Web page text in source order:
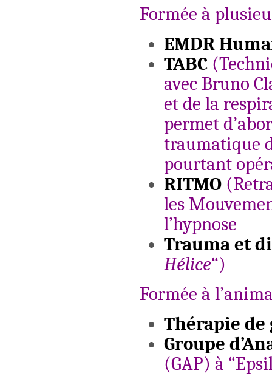
Formée à
EMDR
TABC
avec Bruno
et de la
permet
traumatique
pourtant
RITMO
les
l’hypnose
Trauma et
Hélice“)
Formée à
Thérapie de
Groupe
(GAP) à